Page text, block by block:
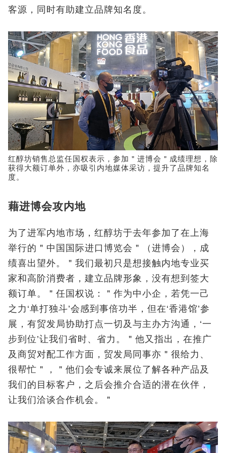
客源，同时有助建立品牌知名度。
红醇坊销售总监任国权表示，参加＂进博会＂成绩理想，除
获得大额订单外，亦吸引内地媒体采访，提升了品牌知名
度。
藉进博会攻内地
为了进军内地市场，红醇坊于去年参加了在上海
举行的＂中国国际进口博览会＂（进博会），成
绩喜出望外。＂我们最初只是想接触内地专业买
家和高阶消费者，建立品牌形象，没有想到签大
额订单。＂任国权说：＂作为中小企，若凭一己
之力‘单打独斗’会感到事倍功半，但在‘香港馆’参
展，有贸发局协助打点一切及与主办方沟通，‘一
步到位’让我们省时、省力。＂他又指出，在推广
及商贸对配工作方面，贸发局同事亦＂很给力、
很帮忙＂，＂他们会专诚来展位了解各种产品及
我们的目标客户，之后会推介合适的潜在伙伴，
让我们洽谈合作机会。＂